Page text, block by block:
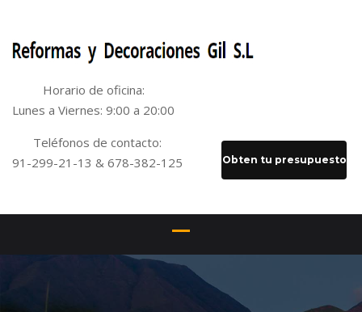
Horario de oficina:
Lunes a Viernes: 9:00 a 20:00
Teléfonos de contacto:
91-299-21-13 & 678-382-125
Obten tu presupuesto